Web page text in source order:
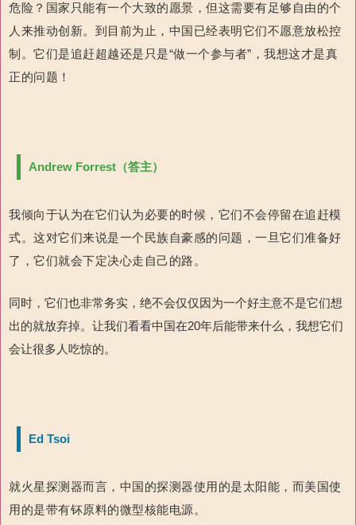
危险？国家只能有一个大致的愿景，但这需要有足够自由的个
人来推动创新。到目前为止，中国已经表明它们不愿意放松控
制。它们是追赶超越还是只是“做一个参与者”，我想这才是真
正的问题！
Andrew Forrest（答主）
我倾向于认为在它们认为必要的时候，它们不会停留在追赶模
式。这对它们来说是一个民族自豪感的问题，一旦它们准备好
了，它们就会下定决心走自己的路。
同时，它们也非常务实，绝不会仅仅因为一个好主意不是它们想
出的就放弃掉。让我们看看中国在20年后能带来什么，我想它们
会让很多人吃惊的。
Ed Tsoi
就火星探测器而言，中国的探测器使用的是太阳能，而美国使
用的是带有钚原料的微型核能电源。